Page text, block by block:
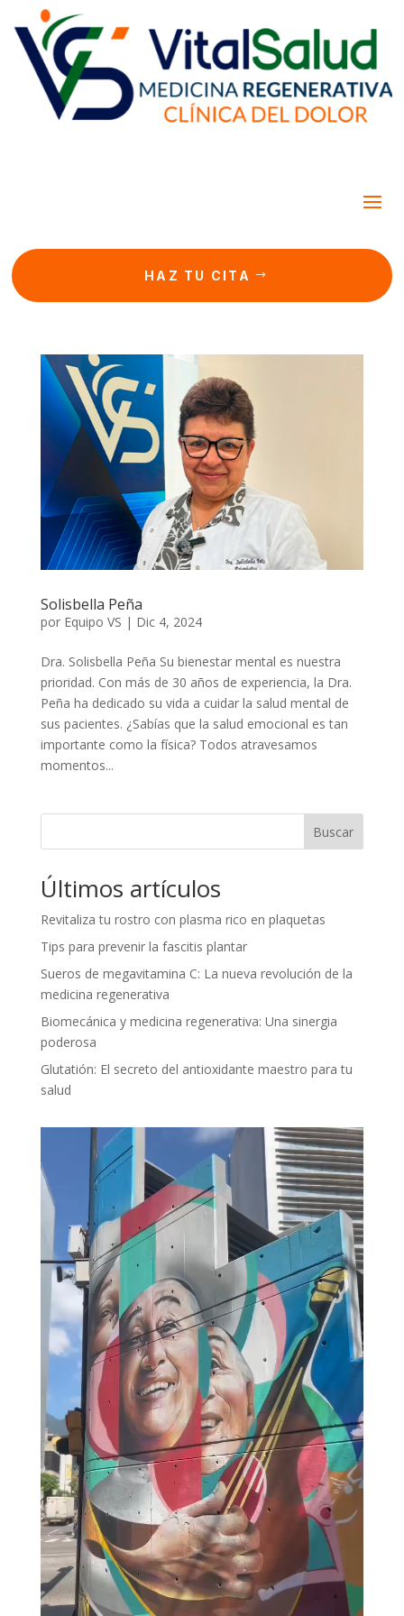
HAZ TU CITA
Solisbella Peña
por Equipo VS | Dic 4, 2024
Dra. Solisbella Peña Su bienestar mental es nuestra
prioridad. Con más de 30 años de experiencia, la Dra.
Peña ha dedicado su vida a cuidar la salud mental de
sus pacientes. ¿Sabías que la salud emocional es tan
importante como la física? Todos atravesamos
momentos...
Buscar
Últimos artículos
Revitaliza tu rostro con plasma rico en plaquetas
Tips para prevenir la fascitis plantar
Sueros de megavitamina C: La nueva revolución de la
medicina regenerativa
Biomecánica y medicina regenerativa: Una sinergia
poderosa
Glutatión: El secreto del antioxidante maestro para tu
salud